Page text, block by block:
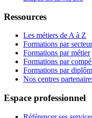
Ressources
Les métiers de A à Z
Formations par secteur
Formations par métier
Formations par
Formations par
Nos centres
Espace professionnel